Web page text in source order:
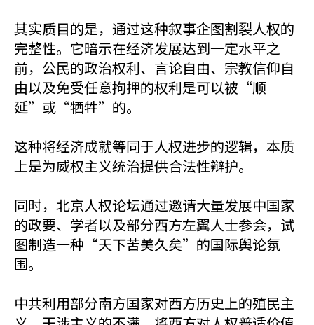
其实质目的是，通过这种叙事企图割裂人权的
完整性。它暗示在经济发展达到一定水平之
前，公民的政治权利、言论自由、宗教信仰自
由以及免受任意拘押的权利是可以被“顺
延”或“牺牲”的。
这种将经济成就等同于人权进步的逻辑，本质
上是为威权主义统治提供合法性辩护。
同时，北京人权论坛通过邀请大量发展中国家
的政要、学者以及部分西方左翼人士参会，试
图制造一种“天下苦美久矣”的国际舆论氛
围。
中共利用部分南方国家对西方历史上的殖民主